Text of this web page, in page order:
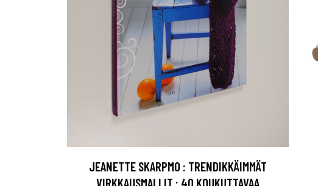
JEANETTE SKARPMO : TRENDIKKÄIMMÄT
VIRKKAUSMALLIT : 40 KOUKUTTAVAA